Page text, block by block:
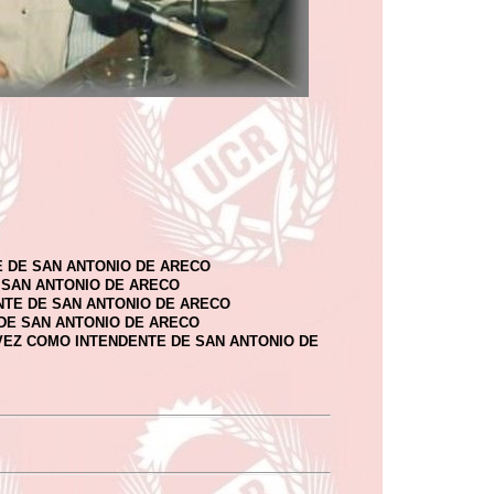
DE SAN ANTONIO DE ARECO
ANTONIO DE ARECO
DE SAN ANTONIO DE ARECO
SAN ANTONIO DE ARECO
COMO INTENDENTE DE SAN ANTONIO DE